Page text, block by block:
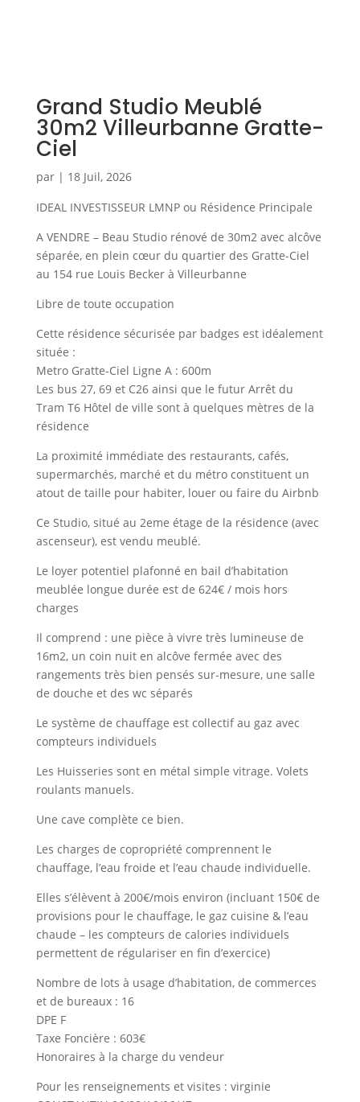
Grand Studio Meublé
30m2 Villeurbanne Gratte-
Ciel
par | 18 Juil, 2026
IDEAL INVESTISSEUR LMNP ou Résidence Principale
A VENDRE – Beau Studio rénové de 30m2 avec alcôve
séparée, en plein cœur du quartier des Gratte-Ciel
au 154 rue Louis Becker à Villeurbanne
Libre de toute occupation
Cette résidence sécurisée par badges est idéalement
située :
Metro Gratte-Ciel Ligne A : 600m
Les bus 27, 69 et C26 ainsi que le futur Arrêt du
Tram T6 Hôtel de ville sont à quelques mètres de la
résidence
La proximité immédiate des restaurants, cafés,
supermarchés, marché et du métro constituent un
atout de taille pour habiter, louer ou faire du Airbnb
Ce Studio, situé au 2eme étage de la résidence (avec
ascenseur), est vendu meublé.
Le loyer potentiel plafonné en bail d’habitation
meublée longue durée est de 624€ / mois hors
charges
Il comprend : une pièce à vivre très lumineuse de
16m2, un coin nuit en alcôve fermée avec des
rangements très bien pensés sur-mesure, une salle
de douche et des wc séparés
Le système de chauffage est collectif au gaz avec
compteurs individuels
Les Huisseries sont en métal simple vitrage. Volets
roulants manuels.
Une cave complète ce bien.
Les charges de copropriété comprennent le
chauffage, l’eau froide et l’eau chaude individuelle.
Elles s’élèvent à 200€/mois environ (incluant 150€ de
provisions pour le chauffage, le gaz cuisine & l’eau
chaude – les compteurs de calories individuels
permettent de régulariser en fin d’exercice)
Nombre de lots à usage d’habitation, de commerces
et de bureaux : 16
DPE F
Taxe Foncière : 603€
Honoraires à la charge du vendeur
Pour les renseignements et visites : virginie